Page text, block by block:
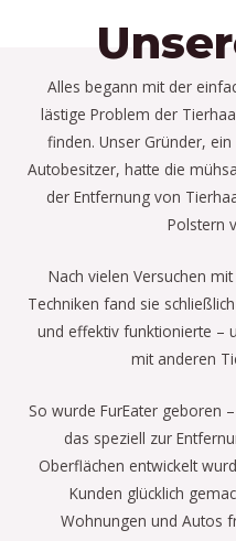
Alles begann mit der
lästige Problem der
finden. Unser Gründer,
Autobesitzer, hatte die
der Entfernung von
Polstern
Nach vielen Versuchen
Techniken fand sie
und effektiv funktionierte –
mit anderen
So wurde FurEater geboren
das speziell zur
Oberflächen entwickelt
Kunden glücklich
Wohnungen und Autos